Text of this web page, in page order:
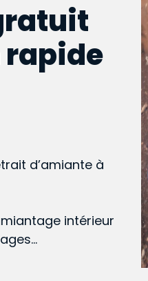
rapide
d’amiante à
intérieur